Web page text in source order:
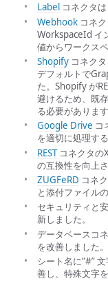
Label コネクタ
Webhook コネ
WorkspaceId イ
値からワークス
Shopify コネク
デフォルトで
た。Shopify が
避けるため、既
る必要があります
Google Drive コ
を適切に処理す
RESTコネクタの
の互換性を向上さ
ZUGFeRD コネ
と添付ファイル
セキュリティと
新しました。
データベースコ
を改善しました。
シート名に”#”
善し、特殊文字